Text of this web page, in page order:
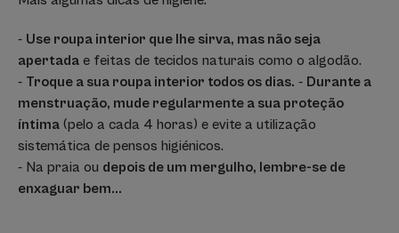
- Use roupa interior que lhe sirva, mas não seja
apertada e feitas de tecidos naturais como o algodão.
- Troque a sua roupa interior todos os dias. - Durante a
menstruação, mude regularmente a sua proteção
íntima (pelo a cada 4 horas) e evite a utilização
sistemática de pensos higiénicos.
- Na praia ou depois de um mergulho, lembre-se de
enxaguar bem...